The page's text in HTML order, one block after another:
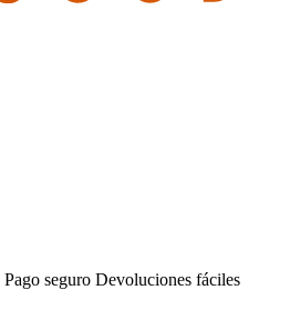
Pago seguro Devoluciones fáciles